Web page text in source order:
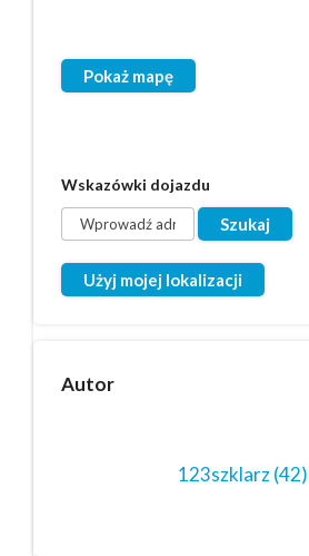
Pokaż mapę
Wskazówki dojazdu
Użyj mojej lokalizacji
Autor
123szklarz(42)